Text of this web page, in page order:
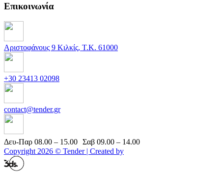
Επικοινωνία
Αριστοφάνους 9 Κιλκίς, Τ.Κ. 61000
+30 23413 02098
contact@tender.gr
Δευ-Παρ 08.00 – 15.00 Σαβ 09.00 – 14.00
Copyright 2026 © Tender | Created by